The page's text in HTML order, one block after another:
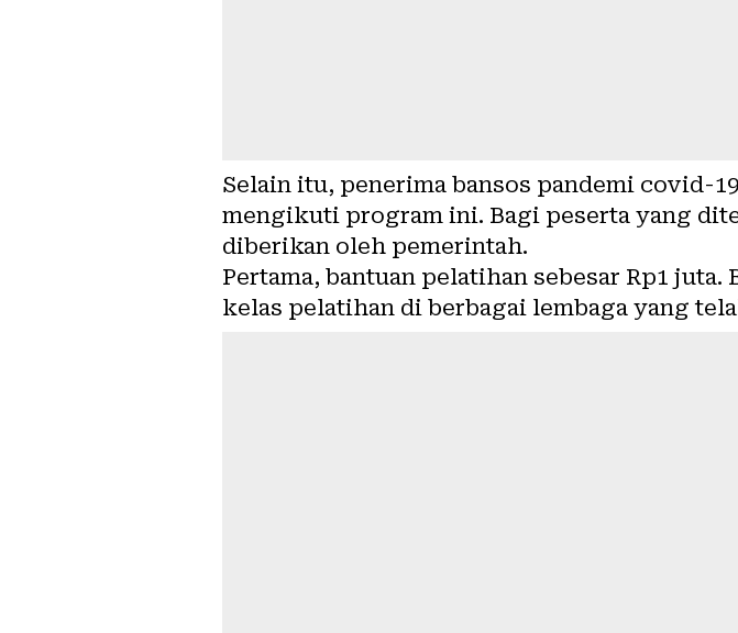
Selain itu, penerima bansos pandemi covid-
mengikuti program ini. Bagi peserta yang
diberikan oleh pemerintah.
Pertama, bantuan pelatihan sebesar Rp1
kelas pelatihan di berbagai lembaga yang